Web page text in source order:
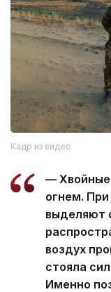
Кадр из видео
— Хвойные
огнем.
выделяют
воздух
стояла
Именно